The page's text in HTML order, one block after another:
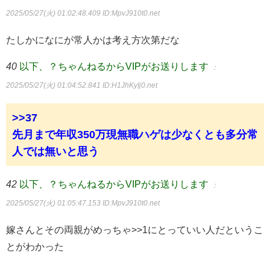
2025/05/27(火) 01:02:48.409 ID:MpvJ910t0.net
たしかになにが常人かは考え方次第だな
40 以下、？ちゃんねるからVIPがお送りします ：
2025/05/27(火) 01:04:52.841 ID:H1JhKyIj0.net
>>37
先月まで年収350万現無職ハゲは少なくとも多分常
人では無いと思う
42 以下、？ちゃんねるからVIPがお送りします ：
2025/05/27(火) 01:05:47.153 ID:MpvJ910t0.net
嫁さんとその両親がめっちゃ>>1にとっていい人だというこ
とがわかった